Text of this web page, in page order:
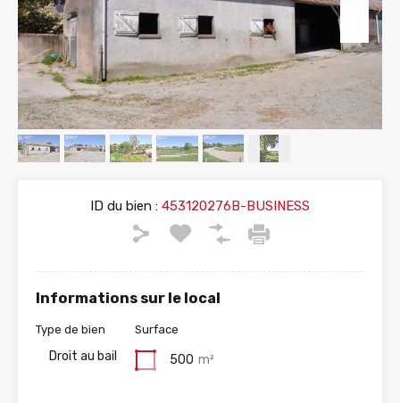
ID du bien : 453120276B-BUSINESS
Informations sur le local
Type de bien
Droit au bail
Surface
500 m²